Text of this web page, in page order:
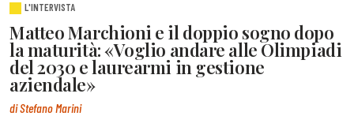
L'INTERVISTA
Matteo Marchioni e il doppio sogno dopo
la maturità: «Voglio andare alle Olimpiadi
del 2030 e laurearmi in gestione
aziendale»
di Stefano Marini